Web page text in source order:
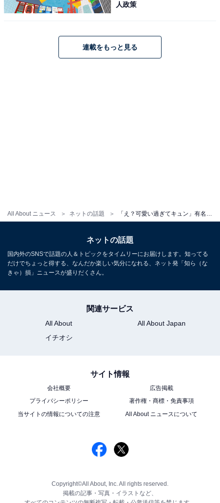
All About ニュース ネットの話題 「え？可愛い過ぎてキュン」有名歌手、ディズニーに登場「パパ頑張ってる」「楽しんでますね」
人政策
連載をもっと見る
ネットの話題
国内外のSNSで話題の人＆トピックをタイムリーにお届けします。知ってる
だけでちょっと得する、なんだか楽しい気分になれる、ネット発「知ら（な
きゃ）損」ニュースが盛りだくさん。
関連サービス
All About
All About Japan
イチオシ
サイト情報
会社概要
広告掲載
プライバシーポリシー
著作権・商標・免責事項
当サイトの情報についての注意
All About ニュースについて
Copyright©All About, Inc. All rights reserved.
掲載の記事・写真・イラストなど、